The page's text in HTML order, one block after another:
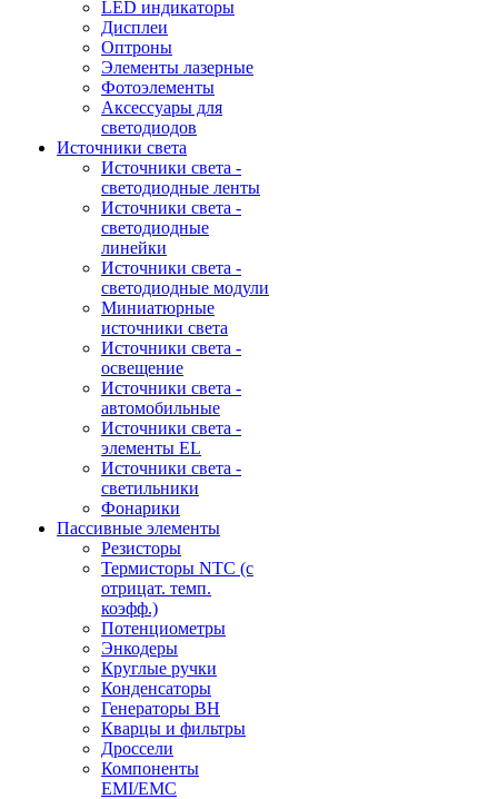
LED индикаторы
Дисплеи
Оптроны
Элементы лазерные
Фотоэлементы
Аксессуары для
светодиодов
Источники света
Источники света -
светодиодные ленты
Источники света -
светодиодные
линейки
Источники света -
светодиодные модули
Миниатюрные
источники света
Источники света -
освещение
Источники света -
автомобильные
Источники света -
элементы EL
Источники света -
светильники
Фонарики
Пассивные элементы
Резисторы
Термисторы NTC (с
отрицат. темп.
коэфф.)
Потенциометры
Энкодеры
Круглые ручки
Конденсаторы
Генераторы ВН
Кварцы и фильтры
Дроссели
Компоненты
EMI/EMC